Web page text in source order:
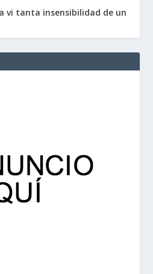
vi tanta insensibilidad de un